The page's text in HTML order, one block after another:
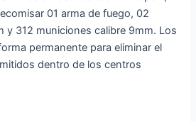
01 arma de fuego, 02
y 312 municiones calibre 9mm. Los
permanente para eliminar el
dentro de los centros